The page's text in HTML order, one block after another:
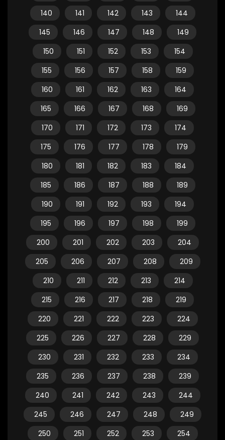
140
141 142 143
144
145
146 147 148
149
150
151 152 153
154
155
156 157 158
159
160
161 162 163
164
165
166 167 168
169
170
171 172 173
174
175
176 177 178
179
180
181 182 183
184
185
186 187 188
189
190
191 192 193
194
195
196 197 198
199
200
201 202 203
204
205
206 207 208
209
210
211 212 213
214
215
216 217 218
219
220
221 222 223
224
225
226 227 228
229
230
231 232 233
234
235
236 237 238
239
240
241 242 243
244
245
246 247 248
249
250
251 252 253
254